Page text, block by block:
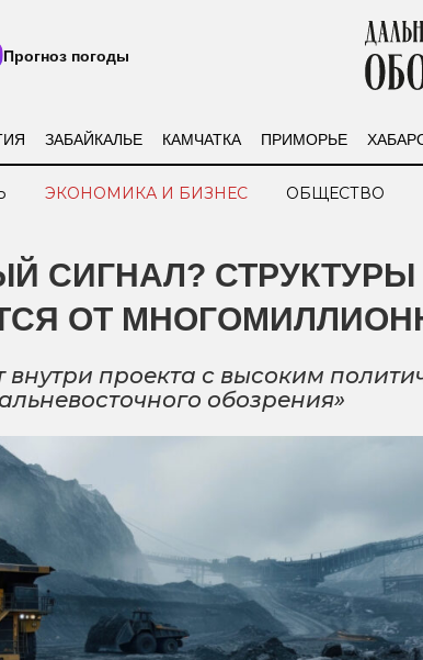
Прогноз погоды
ЗАБАЙКАЛЬЕ КАМЧАТКА ПРИМОРЬЕ
ЭКОНОМИКА И БИЗНЕС ОБЩЕСТВО
СИГНАЛ? СТРУКТУРЫ
ОТ
внутри проекта с высоким
обозрения»